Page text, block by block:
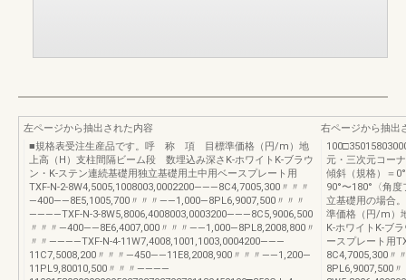
左ページから抽出された内容
■規格表受注生産品です。呼 称 項 目標準価格（円/m）地
上高（H）支柱間隔ビーム段 数埋込み深さK-ホワイトK-ブラウ
ン・K-ステン連続基礎用独立基礎用土中用ベースプレート用
TXF-N-2-8W4,5005,1008003,0002200———8C4,7005,300〃〃〃
—400——8E5,1005,700〃〃〃——1,000—8PL6,9007,500〃〃〃
————TXF-N-3-8W5,8006,4008003,0003200———8C5,9006,500
〃〃〃—400——8E6,4007,000〃〃〃——1,000—8PL8,2008,800〃
〃〃————TXF-N-4-11W7,4008,1001,1003,0004200———
11C7,5008,200〃〃〃—450——11E8,2008,900〃〃〃——1,200—
11PL9,80010,500〃〃〃————
右ページから抽出
元・三次元コー
傾斜（規格）＝
90°〜180°〈角
立基礎用の場
準価格（円/m）
K-ホワイトK-ブ
ースプレート用
8C4,7005,300
8PL6,9007,500